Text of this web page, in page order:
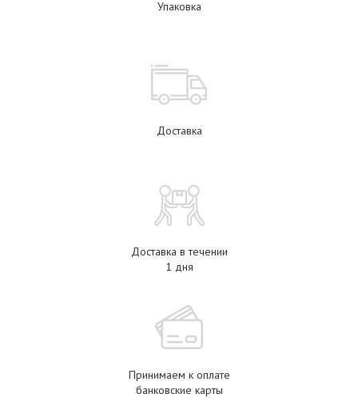
Упаковка
Доставка
Доставка в течении
1 дня
Принимаем к оплате
банковские карты